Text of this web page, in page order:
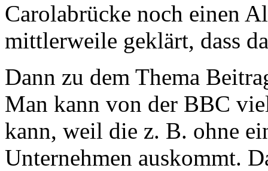
Carolabrücke noch einen
mittlerweile geklärt, dass
Dann zu dem Thema
Man kann von der BBC
kann, weil die z. B. ohne
Unternehmen auskommt.